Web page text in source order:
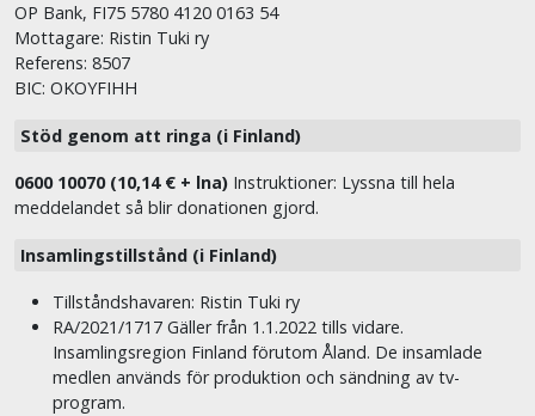
OP Bank, FI75 5780 4120 0163 54
Mottagare: Ristin Tuki ry
Referens: 8507
BIC: OKOYFIHH
Stöd genom att ringa (i Finland)
0600 10070 (10,14 € + lna) Instruktioner: Lyssna till hela
meddelandet så blir donationen gjord.
Insamlingstillstånd (i Finland)
Tillståndshavaren: Ristin Tuki ry
RA/2021/1717 Gäller från 1.1.2022 tills vidare.
Insamlingsregion Finland förutom Åland. De insamlade
medlen används för produktion och sändning av tv-
program.